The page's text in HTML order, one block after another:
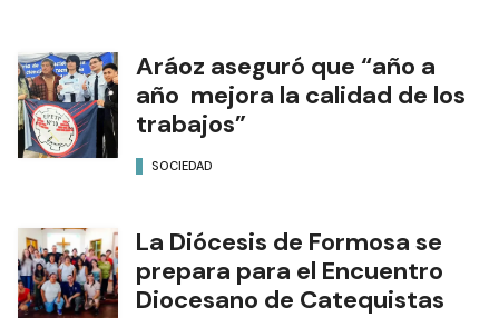
Aráoz aseguró que “año a
año mejora la calidad de los
trabajos”
SOCIEDAD
La Diócesis de Formosa se
prepara para el Encuentro
Diocesano de Catequistas